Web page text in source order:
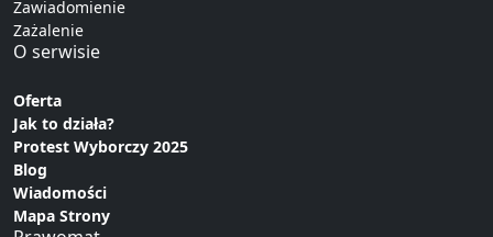
Zawiadomienie
Zażalenie
O serwisie
Oferta
Jak to działa?
Protest Wyborczy 2025
Blog
Wiadomości
Mapa Strony